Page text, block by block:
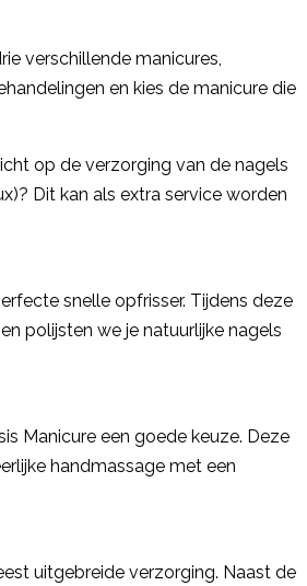
verschillende manicures,
en kies de manicure die
op de verzorging van de nagels
Dit kan als extra service worden
snelle opfrisser. Tijdens deze
polijsten we je natuurlijke nagels
Manicure een goede keuze. Deze
handmassage met een
uitgebreide verzorging. Naast de